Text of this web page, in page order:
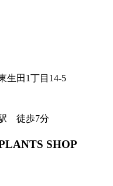
生田1丁目14-5
徒歩7分
SHOP